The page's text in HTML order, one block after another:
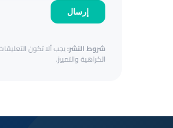
إرسال
شروط النشر:يجب ألا تكون
الكراهية والتمييز.